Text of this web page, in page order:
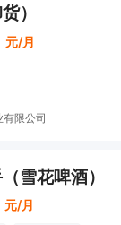
）
元/月
限公司
雪花啤酒）
元/月